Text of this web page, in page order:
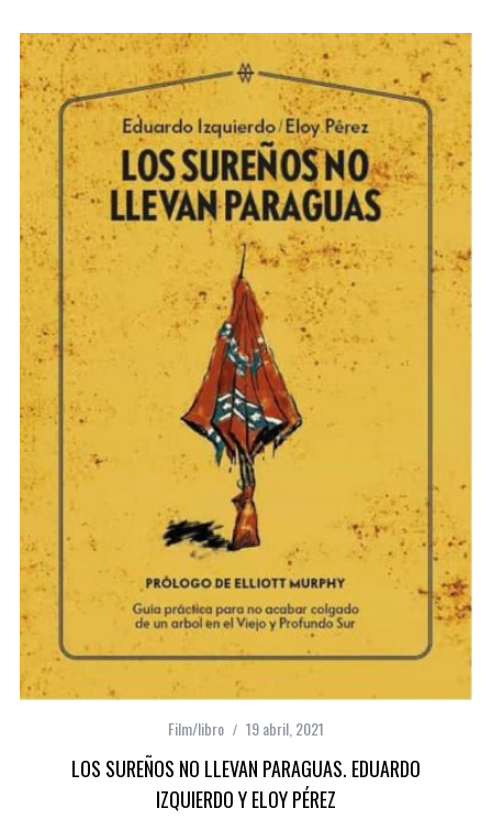
Film/libro 19 abril, 2021
LOS SUREÑOS NO LLEVAN PARAGUAS. EDUARDO
IZQUIERDO Y ELOY PÉREZ